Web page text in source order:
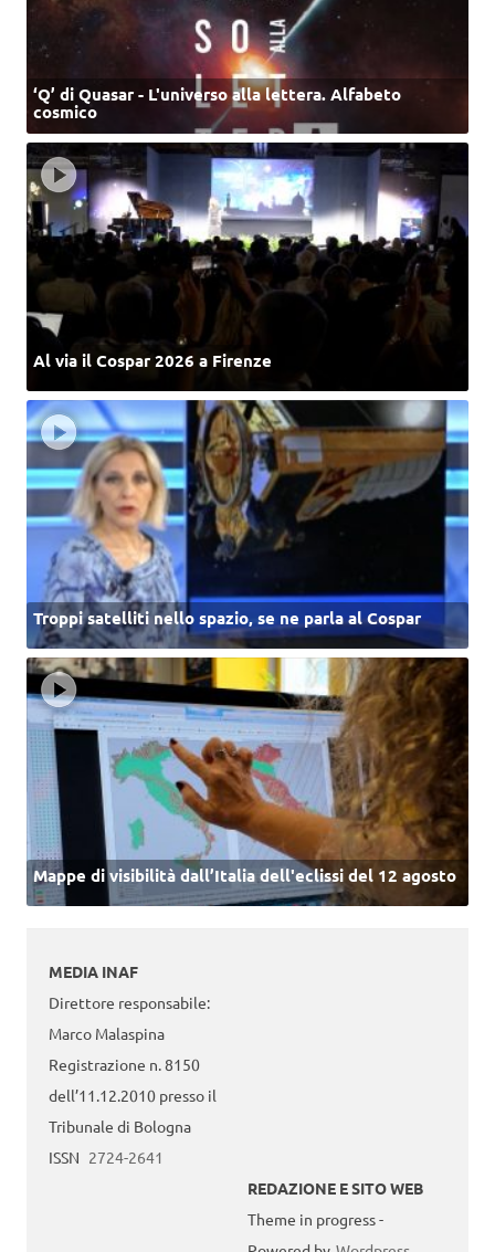
‘Q’ di Quasar - L'universo alla lettera. Alfabeto
cosmico
Al via il Cospar 2026 a Firenze
Troppi satelliti nello spazio, se ne parla al Cospar
Mappe di visibilità dall’Italia dell'eclissi del 12 agosto
MEDIA INAF
Direttore responsabile:
Marco Malaspina
Registrazione n. 8150
dell’11.12.2010 presso il
Tribunale di Bologna
ISSN 2724-2641
REDAZIONE E SITO WEB
Theme in progress -